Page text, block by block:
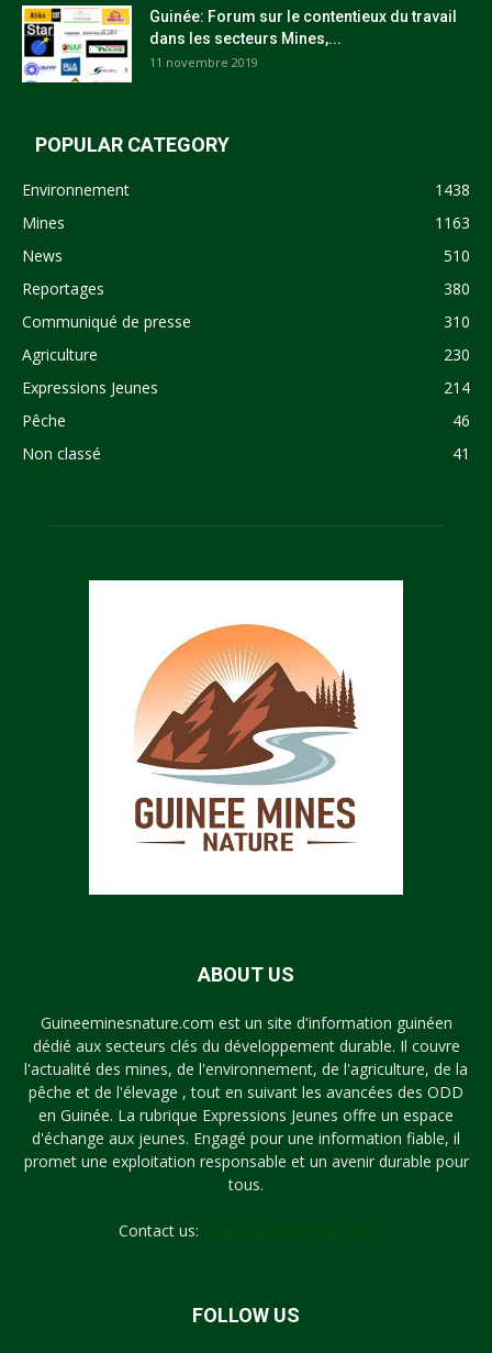
Guinée: Forum sur le contentieux du travail
dans les secteurs Mines,...
11 novembre 2019
POPULAR CATEGORY
Environnement
1438
Mines
1163
News
510
Reportages
380
Communiqué de presse
310
Agriculture
230
Expressions Jeunes
214
Pêche
46
Non classé
41
ABOUT US
Guineeminesnature.com est un site d'information guinéen
dédié aux secteurs clés du développement durable. Il couvre
l'actualité des mines, de l'environnement, de l'agriculture, de la
pêche et de l'élevage , tout en suivant les avancées des ODD
en Guinée. La rubrique Expressions Jeunes offre un espace
d'échange aux jeunes. Engagé pour une information fiable, il
promet une exploitation responsable et un avenir durable pour
tous.
Contact us:
FOLLOW US